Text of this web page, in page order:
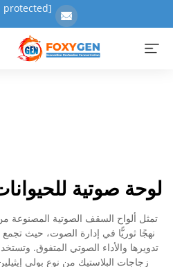
[email protected]
لوحة صوتية
نهجًا ثوريًّا في إدارة الصوت، حيث تجمع
تدويرها والأداء الصوتي المتفوق.